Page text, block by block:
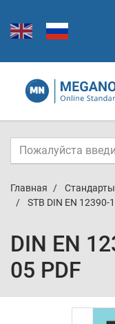
Главная
STB DIN EN 12390-
DIN EN
05 PDF